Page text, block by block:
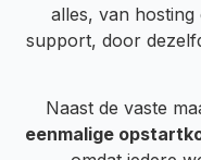
alles, van
support, door
Naast de vaste
eenmalige